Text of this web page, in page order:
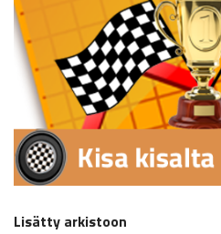
Lisätty arkistoon